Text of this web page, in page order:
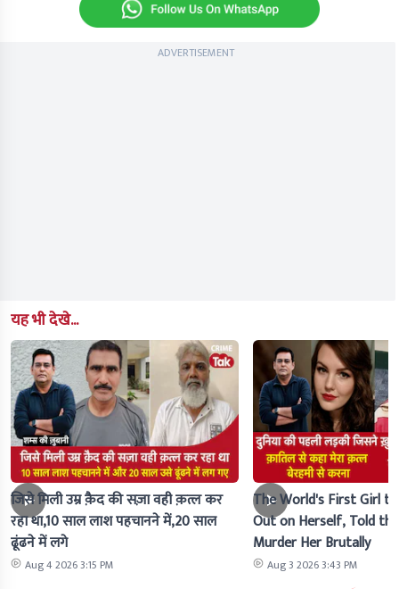
ADVERTISEMENT
यह भी देखे...
जिसे मिली उम्र क़ैद की सज़ा वही क़त्ल कर
रहा था,10 साल लाश पहचानने में,20 साल
ढूंढने में लगे
Aug 4 2026 3:15 PM
The World's First Girl
Out on Herself, Told
Murder Her Brutally
Aug 3 2026 3:43 PM